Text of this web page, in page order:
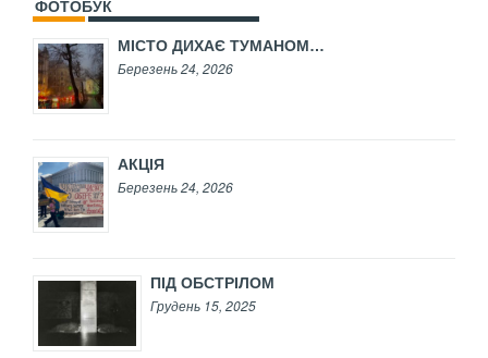
ФОТОБУК
МІСТО ДИХАЄ ТУМАНОМ…
Березень 24, 2026
АКЦІЯ
Березень 24, 2026
ПІД ОБСТРІЛОМ
Грудень 15, 2025